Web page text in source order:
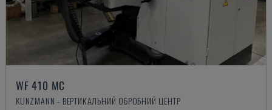
WF 410 MC
KUNZMANN - ВЕРТИКАЛЬНИЙ ОБРОБНИЙ ЦЕНТР